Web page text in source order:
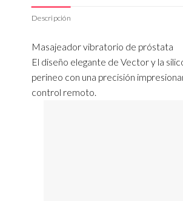
Descripción
Masajeador vibratorio de próstata
El diseño elegante de Vector y la
perineo con una precisión
control remoto.